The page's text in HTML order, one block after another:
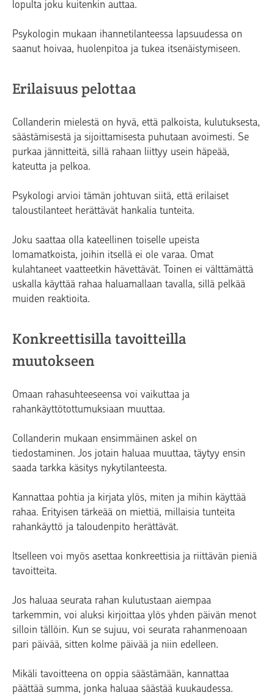
lopulta joku kuitenkin auttaa.
Psykologin mukaan ihannetilanteessa lapsuudessa on
saanut hoivaa, huolenpitoa ja tukea itsenäistymiseen.
Erilaisuus pelottaa
Collanderin mielestä on hyvä, että palkoista, kulutuksesta,
säästämisestä ja sijoittamisesta puhutaan avoimesti. Se
purkaa jännitteitä, sillä rahaan liittyy usein häpeää,
kateutta ja pelkoa.
Psykologi arvioi tämän johtuvan siitä, että erilaiset
taloustilanteet herättävät hankalia tunteita.
Joku saattaa olla kateellinen toiselle upeista
lomamatkoista, joihin itsellä ei ole varaa. Omat
kulahtaneet vaatteetkin hävettävät. Toinen ei välttämättä
uskalla käyttää rahaa haluamallaan tavalla, sillä pelkää
muiden reaktioita.
Konkreettisilla tavoitteilla
muutokseen
Omaan rahasuhteeseensa voi vaikuttaa ja
rahankäyttötottumuksiaan muuttaa.
Collanderin mukaan ensimmäinen askel on
tiedostaminen. Jos jotain haluaa muuttaa, täytyy ensin
saada tarkka käsitys nykytilanteesta.
Kannattaa pohtia ja kirjata ylös, miten ja mihin käyttää
rahaa. Erityisen tärkeää on miettiä, millaisia tunteita
rahankäyttö ja taloudenpito herättävät.
Itselleen voi myös asettaa konkreettisia ja riittävän pieniä
tavoitteita.
Jos haluaa seurata rahan kulutustaan aiempaa
tarkemmin, voi aluksi kirjoittaa ylös yhden päivän menot
silloin tällöin. Kun se sujuu, voi seurata rahanmenoaan
pari päivää, sitten kolme päivää ja niin edelleen.
Mikäli tavoitteena on oppia säästämään, kannattaa
päättää summa, jonka haluaa säästää kuukaudessa.